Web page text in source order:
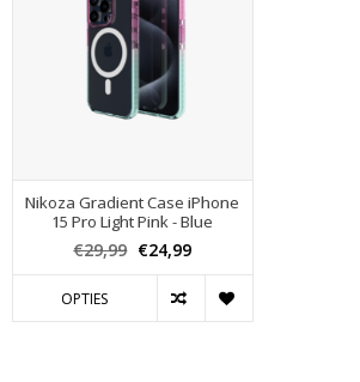
Nikoza Gradient Case iPhone
15 Pro Light Pink - Blue
€29,99 €24,99
OPTIES